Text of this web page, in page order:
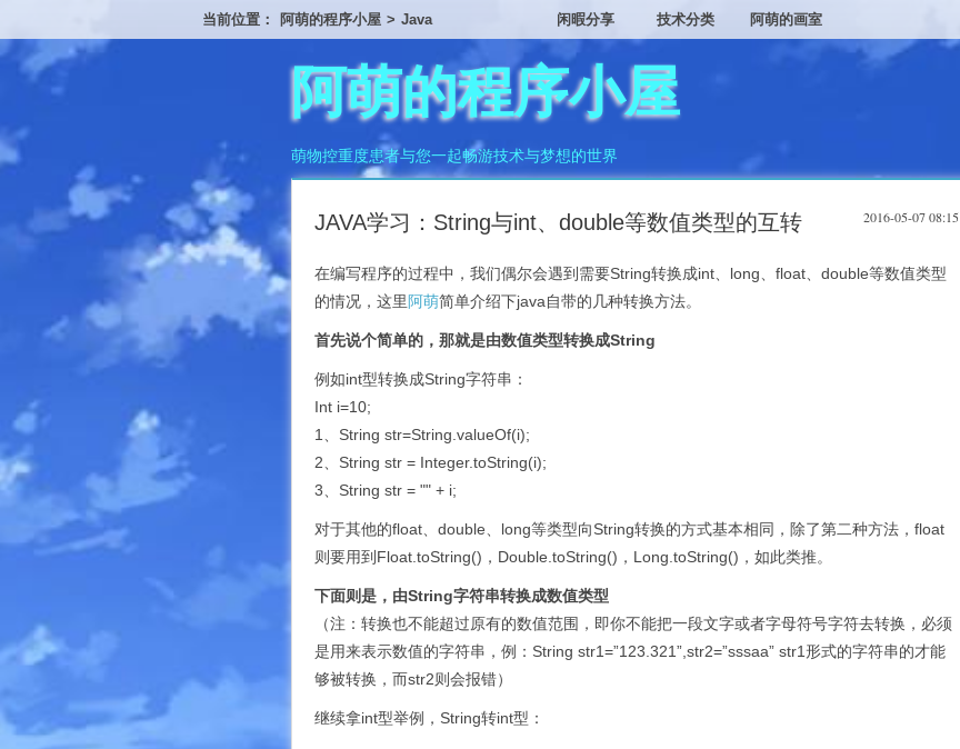
闲暇分享 技术分类 阿萌的画室
当前位置： 阿萌的程序小屋 > Java
阿萌的程序小屋
萌物控重度患者与您一起畅游技术与梦想的世界
2016-05-07 08:15
JAVA学习：String与int、double等数值类型的互转
在编写程序的过程中，我们偶尔会遇到需要String转换成int、long、float、double等数值类型
的情况，这里 阿萌简单介绍下java自带的几种转换方法。
首先说个简单的，那就是由数值类型转换成String
例如int型转换成String字符串：
Int i=10;
1、String str=String.valueOf(i);
2、String str = Integer.toString(i);
3、String str = "" + i;
对于其他的float、double、long等类型向String转换的方式基本相同，除了第二种方法，float
则要用到Float.toString()，Double.toString()，Long.toString()，如此类推。
下面则是，由String字符串转换成数值类型
（注：转换也不能超过原有的数值范围，即你不能把一段文字或者字母符号字符去转换，必须
是用来表示数值的字符串，例：String str1=”123.321”,str2=”sssaa” str1形式的字符串的才能
够被转换，而str2则会报错）
继续拿int型举例，String转int型：